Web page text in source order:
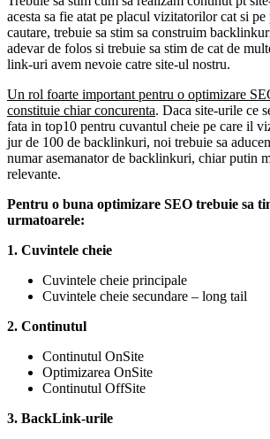
acesta sa fie atat pe placul vizitatorilor cat si
cautare, trebuie sa stim sa construim
adevar de folos si trebuie sa stim de cat de
link-uri avem nevoie catre site-ul nostru.
Un rol foarte important pentru o optimizare
constituie chiar concurenta. Daca site-urile ce
fata in top10 pentru cuvantul cheie pe care il
jur de 100 de backlinkuri, noi trebuie sa
numar asemanator de backlinkuri, chiar putin
relevante.
Pentru o buna optimizare SEO trebuie sa
urmatoarele:
1. Cuvintele cheie
Cuvintele cheie principale
Cuvintele cheie secundare – long tail
2. Continutul
Continutul OnSite
Optimizarea OnSite
Continutul OffSite
3. BackLink-urile